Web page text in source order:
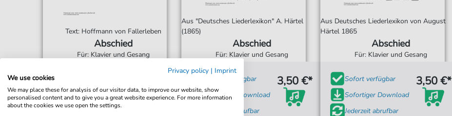
Text: Hoffmann von Fallerleben
Abschied
Für: Klavier und Gesang
Sofortiger Download
Jederzeit abrufbar
Aus "Deutsches Liederlexikon" A. Härtel
(1865)
Abschied
Für: Klavier und Gesang
Sofort verfügbar
Sofortiger Download
Jederzeit abrufbar
3,50 €*
Aus Deutsches Liederlexikon von August
Härtel 1865
Abschied
Für: Klavier und Gesang
Sofort verfügbar
Sofortiger Download
Jederzeit abrufbar
3,50 €*
Privacy policy | Imprint
We use cookies
We may place these for analysis of our visitor data, to improve our website, show
personalised content and to give you a great website experience. For more information
about the cookies we use open the settings.